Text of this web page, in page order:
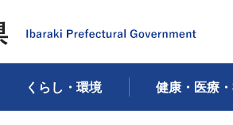
くらし・環境 健康・医療